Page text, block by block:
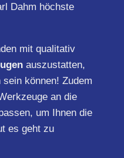
Dahm höchste
mit qualitativ
auszustatten,
können! Zudem
an die
um Ihnen die
es geht zu